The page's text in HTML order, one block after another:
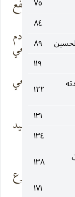
٨٤
٨٩
١١٩
١٢٢
١٣١
١٣٤
١٣٨
١٧١
ينفع
مدمع ومن دم
معي
الألمعي
السميدع ابن السيد
الممجد ابن الأروع